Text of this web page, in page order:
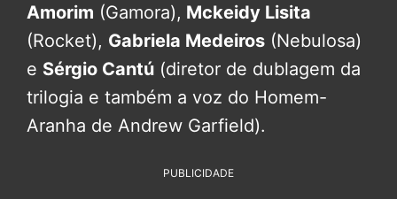
Amorim (Gamora), Mckeidy Lisita
(Rocket), Gabriela Medeiros (Nebulosa)
e Sérgio Cantú (diretor de dublagem da
trilogia e também a voz do Homem-
Aranha de Andrew Garfield).
PUBLICIDADE